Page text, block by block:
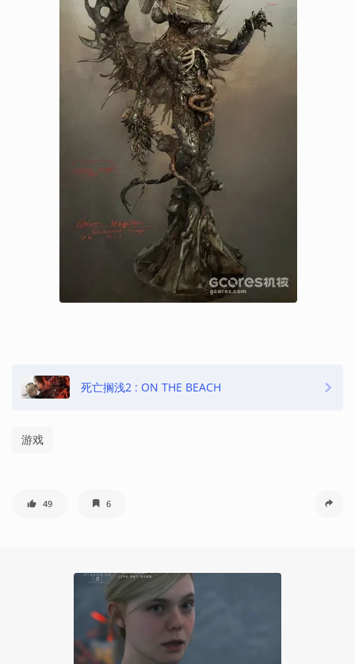
死亡搁浅2 : ON THE BEACH
游戏
49 6